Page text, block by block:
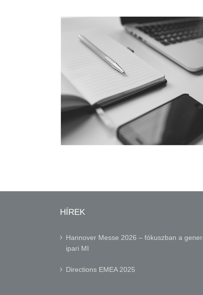
HÍREK
Hannover Messe 2026 – fókuszban a
ipari MI
Directions EMEA 2025